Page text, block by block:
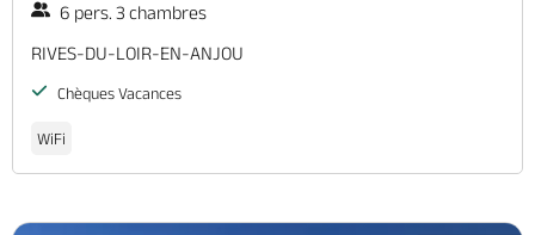
6 pers. 3 chambres
RIVES-DU-LOIR-EN-ANJOU
Chèques Vacances
WiFi